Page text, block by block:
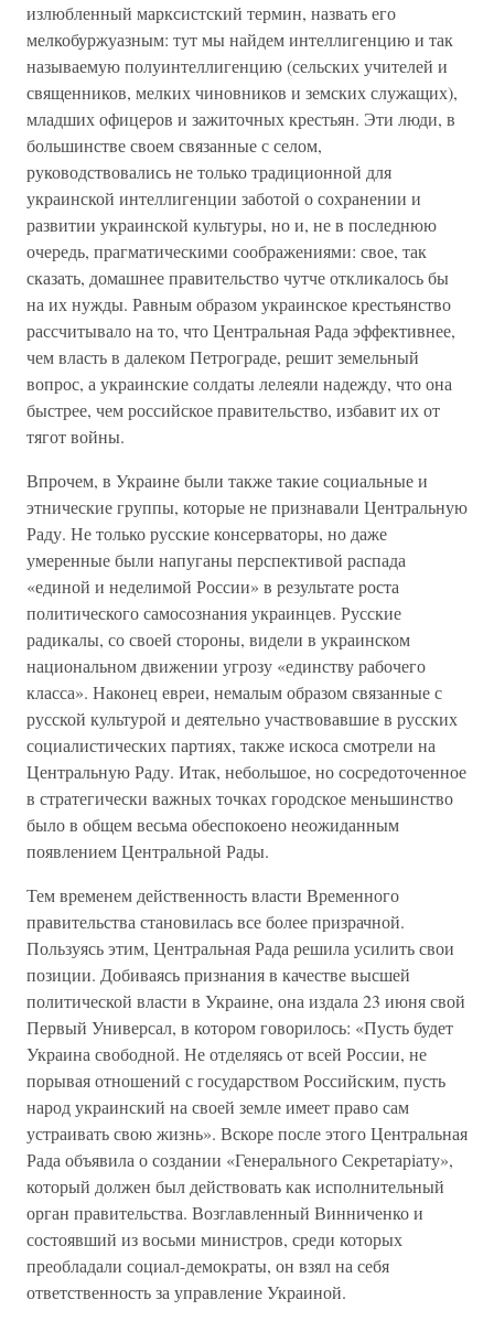
излюбленный марксистский термин, назвать его
мелкобуржуазным: тут мы найдем интеллигенцию и так
называемую полуинтеллигенцию (сельских учителей и
священников, мелких чиновников и земских служащих),
младших офицеров и зажиточных крестьян. Эти люди, в
большинстве своем связанные с селом,
руководствовались не только традиционной для
украинской интеллигенции заботой о сохранении и
развитии украинской культуры, но и, не в последнюю
очередь, прагматическими соображениями: свое, так
сказать, домашнее правительство чутче откликалось бы
на их нужды. Равным образом украинское крестьянство
рассчитывало на то, что Центральная Рада эффективнее,
чем власть в далеком Петрограде, решит земельный
вопрос, а украинские солдаты лелеяли надежду, что она
быстрее, чем российское правительство, избавит их от
тягот войны.
Впрочем, в Украине были также такие социальные и
этнические группы, которые не признавали Центральную
Раду. Не только русские консерваторы, но даже
умеренные были напуганы перспективой распада
«единой и неделимой России» в результате роста
политического самосознания украинцев. Русские
радикалы, со своей стороны, видели в украинском
национальном движении угрозу «единству рабочего
класса». Наконец евреи, немалым образом связанные с
русской культурой и деятельно участвовавшие в русских
социалистических партиях, также искоса смотрели на
Центральную Раду. Итак, небольшое, но сосредоточенное
в стратегически важных точках городское меньшинство
было в общем весьма обеспокоено неожиданным
появлением Центральной Рады.
Тем временем действенность власти Временного
правительства становилась все более призрачной.
Пользуясь этим, Центральная Рада решила усилить свои
позиции. Добиваясь признания в качестве высшей
политической власти в Украине, она издала 23 июня свой
Первый Универсал, в котором говорилось: «Пусть будет
Украина свободной. Не отделяясь от всей России, не
порывая отношений с государством Российским, пусть
народ украинский на своей земле имеет право сам
устраивать свою жизнь». Вскоре после этого Центральная
Рада объявила о создании «Генерального Секретаріату»,
который должен был действовать как исполнительный
орган правительства. Возглавленный Винниченко и
состоявший из восьми министров, среди которых
преобладали социал-демократы, он взял на себя
ответственность за управление Украиной.